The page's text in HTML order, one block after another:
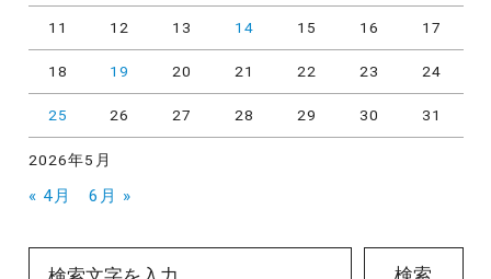
2026年5月
11 12 13 14 15 16 17
18 19 20 21 22 23 24
25 26 27 28 29 30 31
« 4月 6月 »